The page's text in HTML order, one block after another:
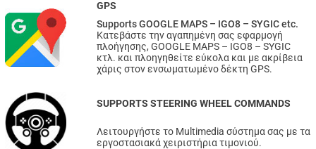
GPS
Supports GOOGLE MAPS – IGO8 – SYGIC etc.
Κατεβάστε την αγαπημένη σας εφαρμογή
πλοήγησης, GOOGLE MAPS – IGO8 – SYGIC
κτλ. και πλοηγηθείτε εύκολα και με ακρίβεια
χάρις στον ενσωματωμένο δέκτη GPS.
SUPPORTS STEERING WHEEL COMMANDS
Λειτουργήστε το Multimedia σύστημα σας με τα
εργοστασιακά χειριστήρια τιμονιού.